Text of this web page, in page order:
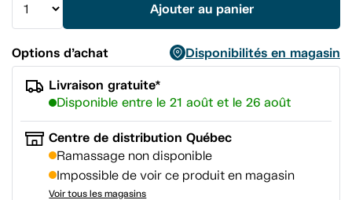
Ajouter au panier
Options d’achat
Disponibilités en magasin
Livraison gratuite*
Disponible entre le 21 août et le 26 août
Centre de distribution Québec
Ramassage non disponible
Impossible de voir ce produit en magasin
Voir tous les magasins